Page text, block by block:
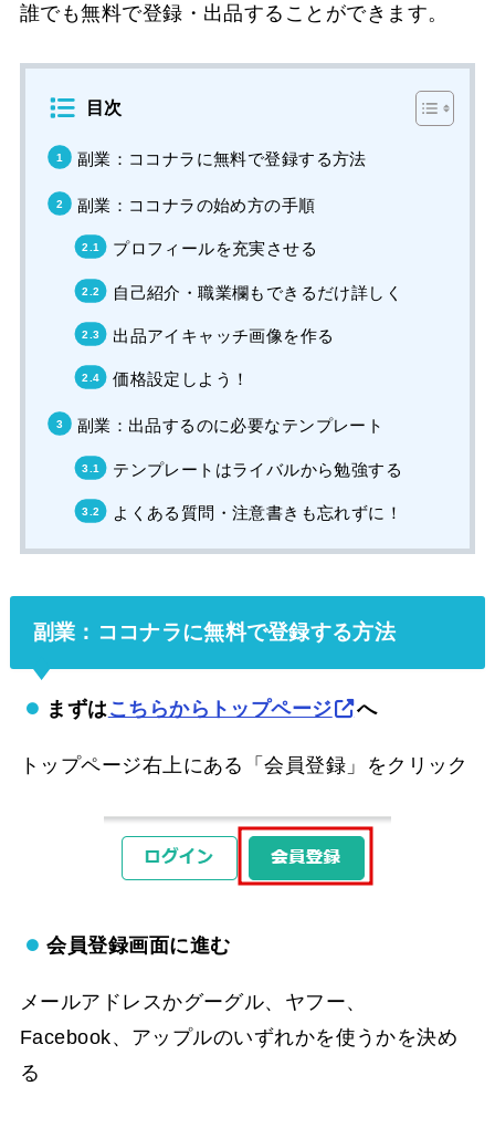
誰でも無料で登録・出品することができます。
目次
副業：ココナラに無料で登録する方法
副業：ココナラの始め方の手順
プロフィールを充実させる
自己紹介・職業欄もできるだけ詳しく
出品アイキャッチ画像を作る
価格設定しよう！
副業：出品するのに必要なテンプレート
テンプレートはライバルから勉強する
よくある質問・注意書きも忘れずに！
副業：ココナラに無料で登録する方法
まずは こちらからトップページ へ
トップページ右上にある「会員登録」をクリック
会員登録画面に進む
メールアドレスかグーグル、ヤフー、
Facebook、アップルのいずれかを使うかを決め
る